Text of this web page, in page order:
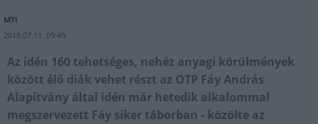
MTI
2018.07.11. 09:45
Az idén 160 tehetséges, nehéz anyagi körülmények
között élő diák vehet részt az OTP Fáy András
Alapítvány által idén már hetedik alkalommal
megszervezett Fáy siker táborban - közölte az